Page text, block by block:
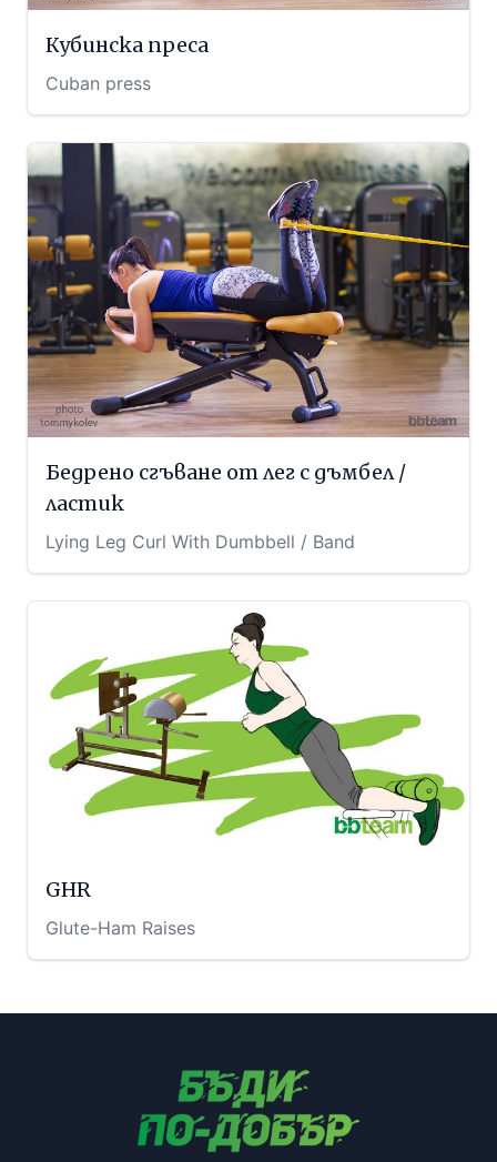
Кубинска преса
Cuban press
Бедрено сгъване от лег с дъмбел /
ластик
Lying Leg Curl With Dumbbell / Band
GHR
Glute-Ham Raises